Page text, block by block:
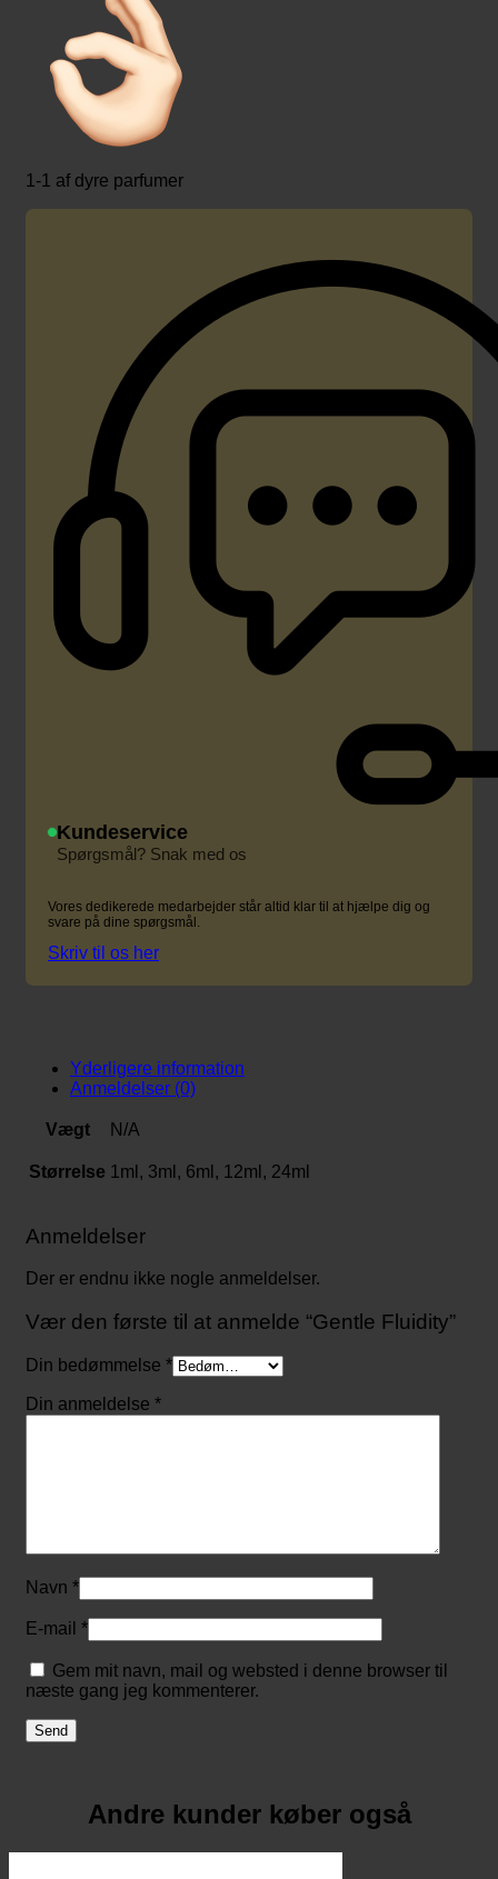
1-1 af dyre parfumer
Kundeservice
Spørgsmål? Snak med os
Vores dedikerede medarbejder står altid klar til at hjælpe dig og
svare på dine spørgsmål.
Skriv til os her
Yderligere information
Anmeldelser (0)
Vægt N/A
Størrelse 1ml, 3ml, 6ml, 12ml, 24ml
Anmeldelser
Der er endnu ikke nogle anmeldelser.
Vær den første til at anmelde “Gentle Fluidity”
Din bedømmelse *
Din anmeldelse *
Navn *
E-mail *
Gem mit navn, mail og websted i denne browser til
næste gang jeg kommenterer.
Andre kunder køber også